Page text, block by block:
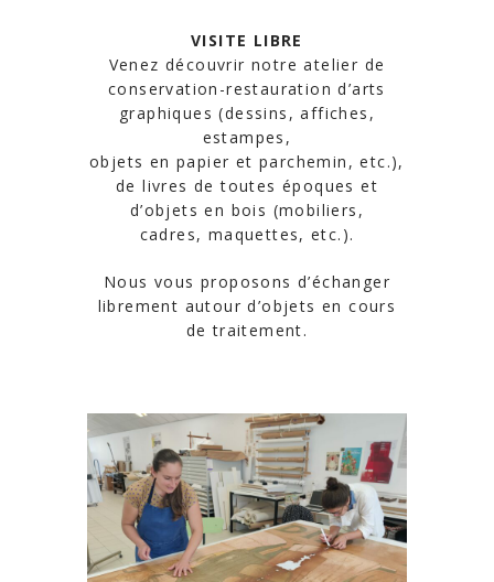
VISITE LIBRE
Venez découvrir notre atelier de
conservation-restauration d’arts
graphiques (dessins, affiches,
estampes,
objets en papier et parchemin, etc.),
de livres de toutes époques et
d’objets en bois (mobiliers,
cadres, maquettes, etc.).
Nous vous proposons d’échanger
librement autour d’objets en cours
de traitement.